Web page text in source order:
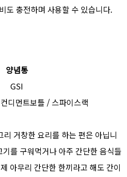
도 충전하며 사용할 수 있습니다.
양념통
GSI
디먼트보틀 / 스파이스랙
거창한 요리를 하는 편은 아닙니
를 구워먹거나 아주 간단한 음식들
아무리 간단한 한끼라고 해도 간이